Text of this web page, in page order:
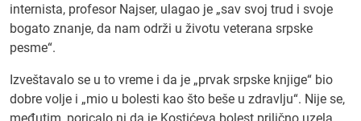
internista, profesor Najser, ulagao je „sav svoj trud i svoje
bogato znanje, da nam održi u životu veterana srpske
pesme“.
Izveštavalo se u to vreme i da je „prvak srpske knjige“ bio
dobre volje i „mio u bolesti kao što beše u zdravlju“. Nije se,
međutim, poricalo ni da je Kostićeva bolest prilično uzela